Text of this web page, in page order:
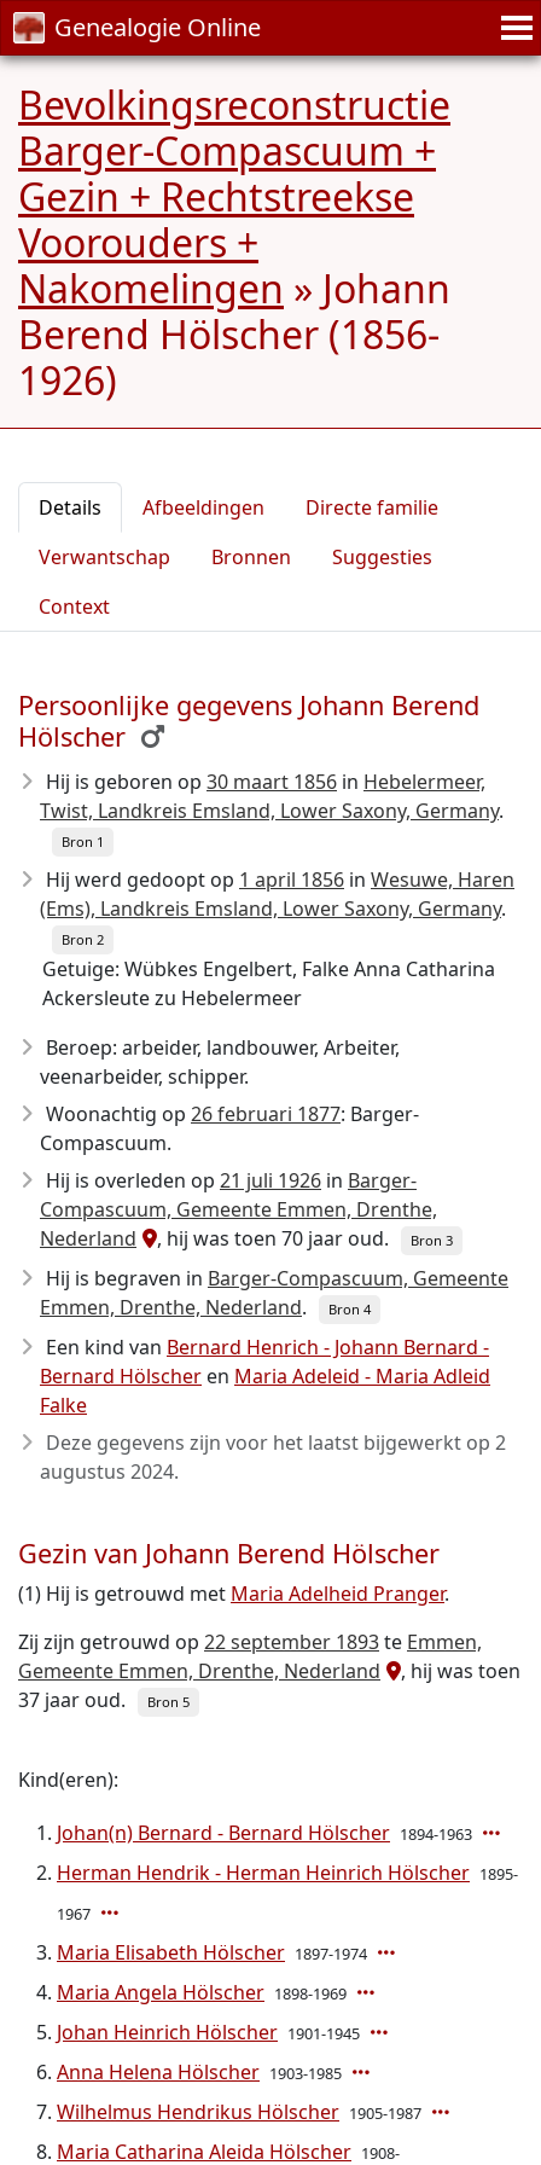
Genealogie Online
Bevolkingsreconstructie
Barger-Compascuum +
Gezin + Rechtstreekse
Voorouders +
Nakomelingen » Johann
Berend Hölscher (1856-
1926)
Details Afbeeldingen
Directe familie
Verwantschap
Bronnen
Suggesties
Context
Persoonlijke gegevens Johann Berend
Hölscher
Hij is geboren op 30 maart 1856 in Hebelermeer,
Twist, Landkreis Emsland, Lower Saxony, Germany.
Bron 1
Hij werd gedoopt op 1 april 1856 in Wesuwe, Haren
(Ems), Landkreis Emsland, Lower Saxony, Germany.
Bron 2
Getuige: Wübkes Engelbert, Falke Anna Catharina
Ackersleute zu Hebelermeer
Beroep: arbeider, landbouwer, Arbeiter,
veenarbeider, schipper.
Woonachtig op 26 februari 1877: Barger-
Compascuum.
Hij is overleden op 21 juli 1926 in Barger-
Compascuum, Gemeente Emmen, Drenthe,
Nederland
, hij was toen 70 jaar oud. Bron 3
Hij is begraven in Barger-Compascuum, Gemeente
Emmen, Drenthe, Nederland. Bron 4
Een kind van Bernard Henrich - Johann Bernard -
Bernard Hölscher en Maria Adeleid - Maria Adleid
Falke
Deze gegevens zijn voor het laatst bijgewerkt op 2
augustus 2024.
Gezin van Johann Berend Hölscher
(1) Hij is getrouwd met Maria Adelheid Pranger.
Zij zijn getrouwd op 22 september 1893te Emmen,
Gemeente Emmen, Drenthe, Nederland
, hij was toen
37 jaar oud.
Bron 5
Kind(eren):
Johan(n) Bernard - Bernard Hölscher 1894-1963
Herman Hendrik - Herman Heinrich Hölscher 1895-
1967
Maria Elisabeth Hölscher 1897-1974
Maria Angela Hölscher 1898-1969
Johan Heinrich Hölscher 1901-1945
Anna Helena Hölscher 1903-1985
Wilhelmus Hendrikus Hölscher 1905-1987
Maria Catharina Aleida Hölscher 1908-